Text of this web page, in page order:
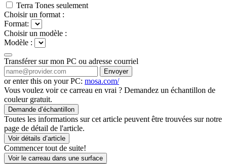
Terra Tones seulement
Choisir un format :
Format:
Choisir un modèle :
Modèle :
Transférer sur mon PC ou adresse courriel
Envoyer
or enter this on your PC: mosa.com/
Vous voulez voir ce carreau en vrai ? Demandez un échantillon de
couleur gratuit.
Demande d’échantillon
Toutes les informations sur cet article peuvent être trouvées sur notre
page de détail de l'article.
Voir détails d’article
Commencer tout de suite!
Voir le carreau dans une surface